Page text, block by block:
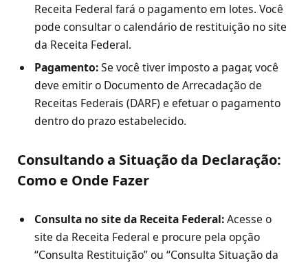
Receita Federal fará o pagamento em lotes. Você
pode consultar o calendário de restituição no site
da Receita Federal.
Pagamento:Se você tiver imposto a pagar, você
deve emitir o Documento de Arrecadação de
Receitas Federais (DARF) e efetuar o pagamento
dentro do prazo estabelecido.
Consultando a Situação da Declaração:
Como e Onde Fazer
Consulta no site da Receita Federal:Acesse o
site da Receita Federal e procure pela opção
“Consulta Restituição” ou “Consulta Situação da